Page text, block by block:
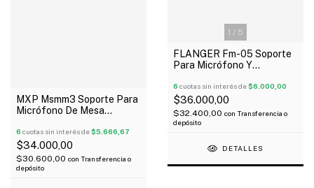
MXP Msmm3 Soporte Para
Micrófono De Mesa
6 cuotas sin interés de$5.666,67
$34.000,00
$30.600,00 con Transferencia o
depósito
1 / 5
FLANGER Fm-05 Soporte
Para Micrófono Y
Reforzado
6 cuotas sin interés de$6.000,00
$36.000,00
$32.400,00 con Transferencia o
depósito
DETALLES